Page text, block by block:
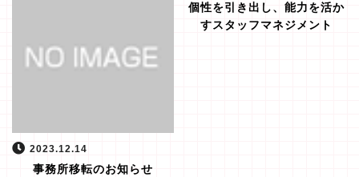
2023.12.14
事務所移転のお知らせ
個性を引き出し、能力を活か
すスタッフマネジメント